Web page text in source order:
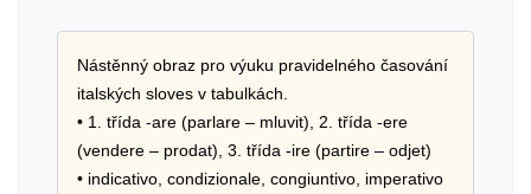
Nástěnný obraz pro výuku pravidelného časování
italských sloves v tabulkách.
• 1. třída -are (parlare – mluvit), 2. třída -ere
(vendere – prodat), 3. třída -ire (partire – odjet)
• indicativo, condizionale, congiuntivo, imperativo